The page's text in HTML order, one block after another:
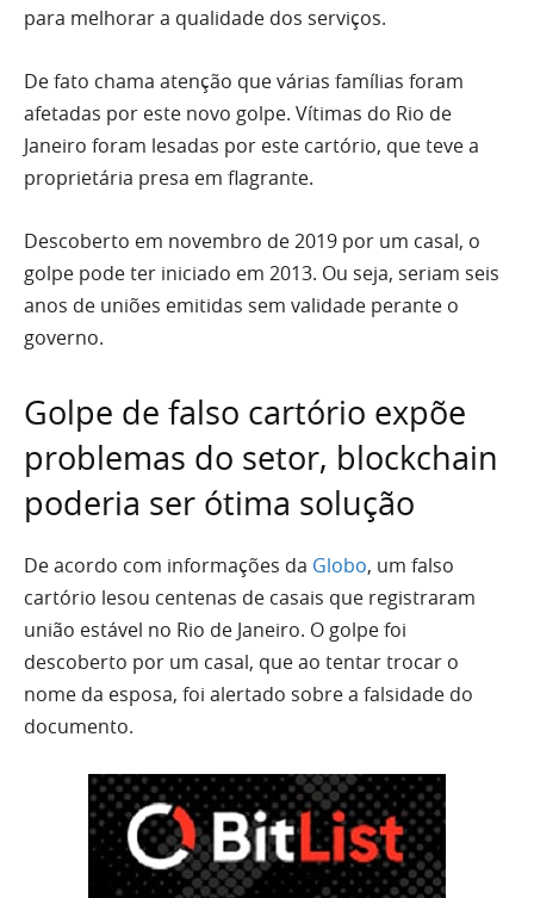
para melhorar a qualidade dos serviços.
De fato chama atenção que várias famílias foram
afetadas por este novo golpe. Vítimas do Rio de
Janeiro foram lesadas por este cartório, que teve a
proprietária presa em flagrante.
Descoberto em novembro de 2019 por um casal, o
golpe pode ter iniciado em 2013. Ou seja, seriam seis
anos de uniões emitidas sem validade perante o
governo.
Golpe de falso cartório expõe
problemas do setor, blockchain
poderia ser ótima solução
De acordo com informações da Globo, um falso
cartório lesou centenas de casais que registraram
união estável no Rio de Janeiro. O golpe foi
descoberto por um casal, que ao tentar trocar o
nome da esposa, foi alertado sobre a falsidade do
documento.